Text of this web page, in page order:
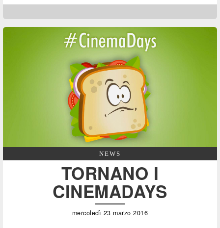
NEWS
TORNANO I
CINEMADAYS
mercoledì 23 marzo 2016